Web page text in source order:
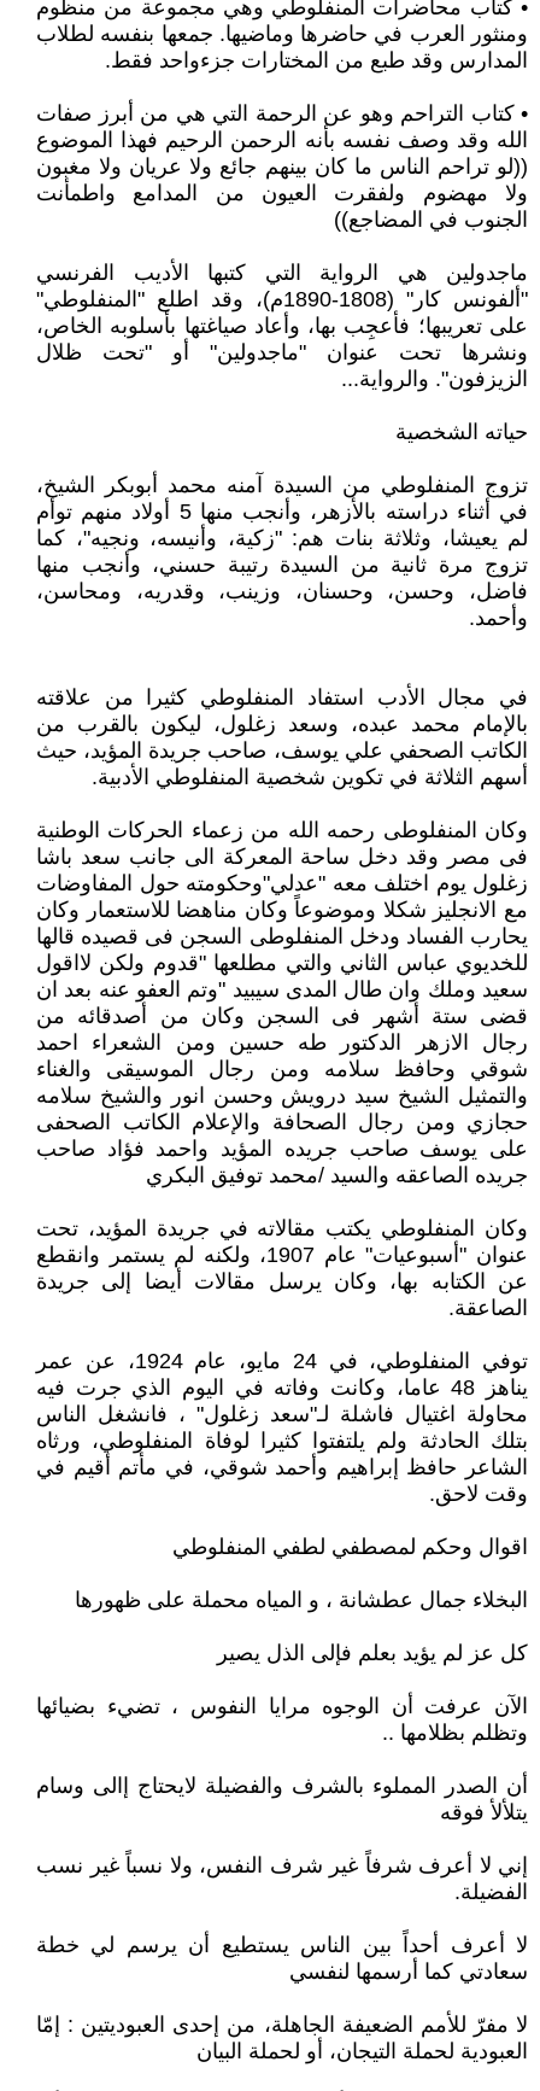
• كتاب محاضرات المنفلوطي وهي مجموعة من منظوم
ومنثور العرب في حاضرها وماضيها. جمعها بنفسه لطلاب
المدارس وقد طبع من المختارات جزءواحد فقط.
• كتاب التراحم وهو عن الرحمة التي هي من أبرز صفات
الله وقد وصف نفسه بأنه الرحمن الرحيم فهذا الموضوع
((لو تراحم الناس ما كان بينهم جائع ولا عريان ولا مغبون
ولا مهضوم ولفقرت العيون من المدامع واطمأنت
الجنوب في المضاجع))
ماجدولين هي الرواية التي كتبها الأديب الفرنسي
"ألفونس كار" (1808-1890م)، وقد اطلع "المنفلوطي"
على تعريبها؛ فأعجِب بها، وأعاد صياغتها بأسلوبه الخاص،
ونشرها تحت عنوان "ماجدولين" أو "تحت ظلال
الزيزفون". والرواية...
حياته الشخصية
تزوج المنفلوطي من السيدة آمنه محمد أبوبكر الشيخ،
في أثناء دراسته بالأزهر، وأنجب منها 5 أولاد منهم توأم
لم يعيشا، وثلاثة بنات هم: "زكية، وأنيسه، ونجيه"، كما
تزوج مرة ثانية من السيدة رتيبة حسني، وأنجب منها
فاضل، وحسن، وحسنان، وزينب، وقدريه، ومحاسن،
وأحمد.
في مجال الأدب استفاد المنفلوطي كثيرا من علاقته
بالإمام محمد عبده، وسعد زغلول، ليكون بالقرب من
الكاتب الصحفي علي يوسف، صاحب جريدة المؤيد، حيث
أسهم الثلاثة في تكوين شخصية المنفلوطي الأدبية.
وكان المنفلوطى رحمه الله من زعماء الحركات الوطنية
فى مصر وقد دخل ساحة المعركة الى جانب سعد باشا
زغلول يوم اختلف معه "عدلي"وحكومته حول المفاوضات
مع الانجليز شكلا وموضوعاً وكان مناهضا للاستعمار وكان
يحارب الفساد ودخل المنفلوطى السجن فى قصيده قالها
للخديوي عباس الثاني والتي مطلعها "قدوم ولكن لااقول
سعيد وملك وان طال المدى سيبيد "وتم العفو عنه بعد ان
قضى ستة أشهر فى السجن وكان من أصدقائه من
رجال الازهر الدكتور طه حسين ومن الشعراء احمد
شوقي وحافظ سلامه ومن رجال الموسيقى والغناء
والتمثيل الشيخ سيد درويش وحسن انور والشيخ سلامه
حجازي ومن رجال الصحافة والإعلام الكاتب الصحفى
على يوسف صاحب جريده المؤيد واحمد فؤاد صاحب
جريده الصاعقه والسيد /محمد توفيق البكري
وكان المنفلوطي يكتب مقالاته في جريدة المؤيد، تحت
عنوان "أسبوعيات" عام 1907، ولكنه لم يستمر وانقطع
عن الكتابه بها، وكان يرسل مقالات أيضا إلى جريدة
الصاعقة.
توفي المنفلوطي، في 24 مايو، عام 1924، عن عمر
يناهز 48 عاما، وكانت وفاته في اليوم الذي جرت فيه
محاولة اغتيال فاشلة لـ"سعد زغلول" ، فانشغل الناس
بتلك الحادثة ولم يلتفتوا كثيرا لوفاة المنفلوطي، ورثاه
الشاعر حافظ إبراهيم وأحمد شوقي، في مأتم أقيم في
وقت لاحق.
اقوال وحكم لمصطفي لطفي المنفلوطي
البخلاء جمال عطشانة ، و المياه محملة على ظهورها
كل عز لم يؤيد بعلم فإلى الذل يصير
الآن عرفت أن الوجوه مرايا النفوس ، تضيء بضيائها
وتظلم بظلامها ..
أن الصدر المملوء بالشرف والفضيلة لايحتاج إالى وسام
يتلألأ فوقه
إني لا أعرف شرفاً غير شرف النفس، ولا نسباً غير نسب
الفضيلة.
لا أعرف أحداً بين الناس يستطيع أن يرسم لي خطة
سعادتي كما أرسمها لنفسي
لا مفرّ للأمم الضعيفة الجاهلة، من إحدى العبوديتين : إمّا
العبودية لحملة التيجان، أو لحملة البيان